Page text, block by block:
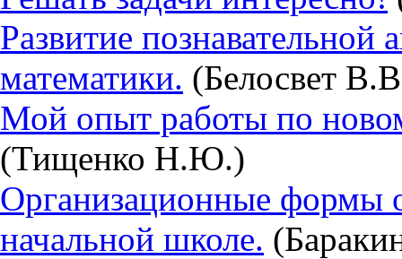
Развитие познавательной
математики. (Белосвет
Мой опыт работы по
(Тищенко Н.Ю.)
Организационные формы
начальной школе.